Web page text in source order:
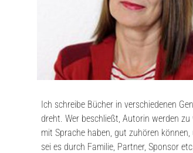
Ich schreibe Bücher in verschiedenen
dreht. Wer beschließt, Autorin werden
mit Sprache haben, gut zuhören
sei es durch Familie, Partner, Sponsor